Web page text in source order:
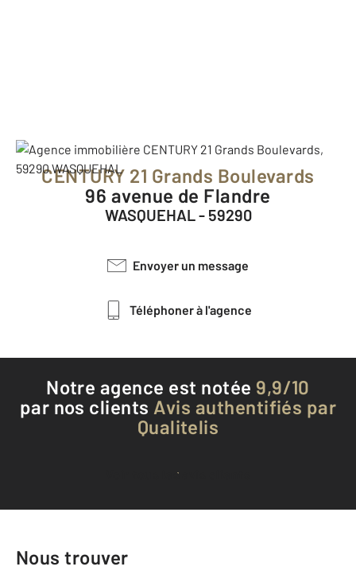
CENTURY 21 Grands Boulevards
96 avenue de Flandre
WASQUEHAL - 59290
Envoyer un message
Téléphoner à l'agence
Notre agence est notée 9,9/10
par nos clients Avis authentifiés par
Qualitelis
Voir tous les avis clients
Nous trouver